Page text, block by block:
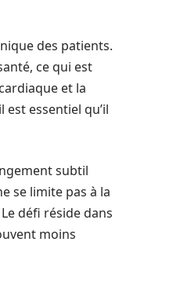
des patients.
ce qui est
et la
essentiel qu’il
subtil
se limite pas à la
défi réside dans
moins